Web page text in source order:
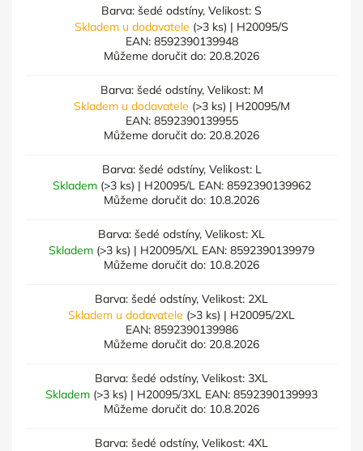
Barva: šedé odstíny, Velikost: S
Skladem u dodavatele (>3 ks) | H20095/S
EAN: 8592390139948
Můžeme doručit do: 20.8.2026
Barva: šedé odstíny, Velikost: M
Skladem u dodavatele (>3 ks) | H20095/M
EAN: 8592390139955
Můžeme doručit do: 20.8.2026
Barva: šedé odstíny, Velikost: L
Skladem (>3 ks) | H20095/L EAN: 8592390139962
Můžeme doručit do: 10.8.2026
Barva: šedé odstíny, Velikost: XL
Skladem (>3 ks) | H20095/XL EAN: 8592390139979
Můžeme doručit do: 10.8.2026
Barva: šedé odstíny, Velikost: 2XL
Skladem u dodavatele (>3 ks) | H20095/2XL
EAN: 8592390139986
Můžeme doručit do: 20.8.2026
Barva: šedé odstíny, Velikost: 3XL
Skladem (>3 ks) | H20095/3XL EAN: 8592390139993
Můžeme doručit do: 10.8.2026
Barva: šedé odstíny, Velikost: 4XL